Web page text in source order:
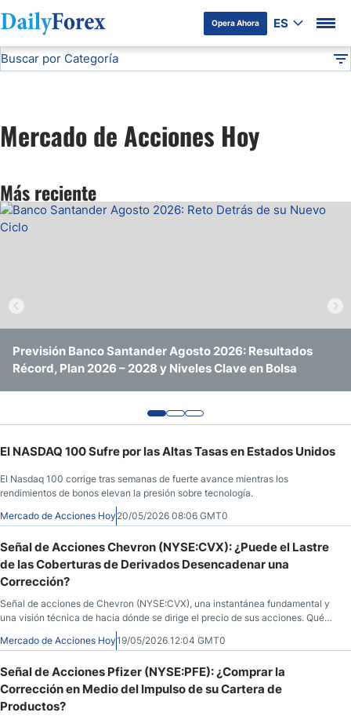
Opera Ahora ES
Divulgación del Anunciante
Buscar por Categoría
Forex Figures
Webinars
Mercado de Acciones Hoy
Más reciente
Previsión Banco Santander Agosto 2026: Resultados
Récord, Plan 2026 – 2028 y Niveles Clave en Bolsa
El Rebote de Atlassian tras el Colapso Frente a su
Evaluación de IA: ¿Está el Repunte en Tiempo Prestado?
¿Puede Disney Superar la Caída de las Ganancias del
Segmento y las Ganancias GAAP Reducidas a la Mitad?
El NASDAQ 100 Sufre por las Altas Tasas en Estados Unidos
El Nasdaq 100 corrige tras semanas de fuerte avance mientras los
rendimientos de bonos elevan la presión sobre tecnología.
Mercado de Acciones Hoy 20/05/2026 08:06 GMT0
Señal de Acciones Chevron (NYSE:CVX): ¿Puede el Lastre
de las Coberturas de Derivados Desencadenar una
Corrección?
Señal de acciones de Chevron (NYSE:CVX), una instantánea fundamental y
una visión técnica de hacia dónde se dirige el precio de sus acciones. Qué
saber antes de la apertura del mercado el 19 de mayo de 2026, después de
que CVX cerrara en $196,12, un 2,63% más durante la sesión anterior, antes
Mercado de Acciones Hoy19/05/2026 12:04 GMT0
Señal de Acciones Pfizer (NYSE:PFE): ¿Comprar la
Corrección en Medio del Impulso de su Cartera de
Productos?